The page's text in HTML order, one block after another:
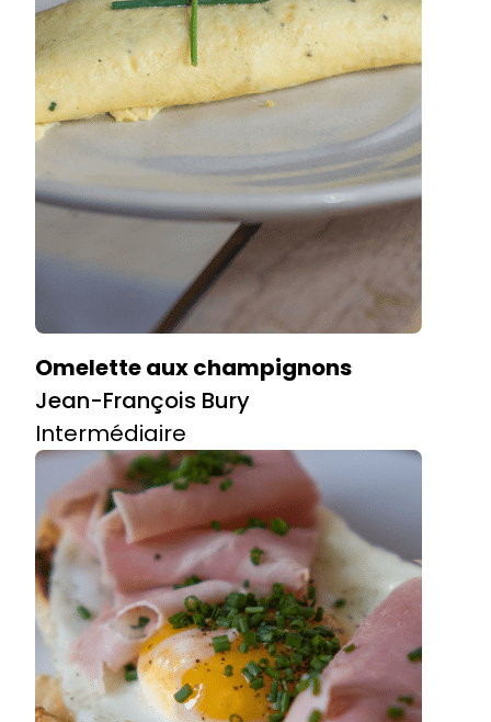
Omelette aux champignons
Jean-François Bury
Intermédiaire